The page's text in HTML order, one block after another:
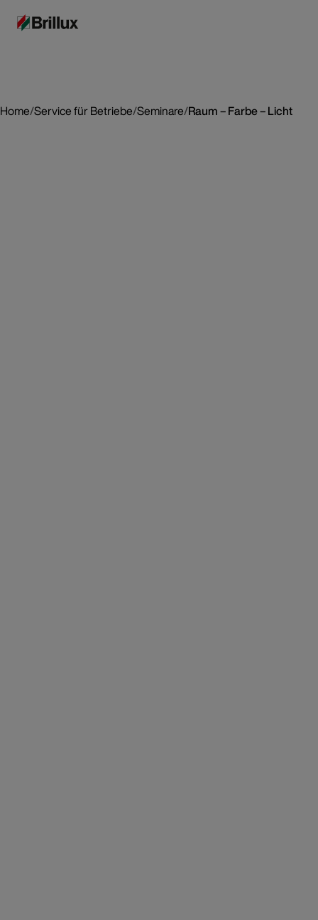
Home/Service für Betriebe/Seminare/Raum – Farbe – Licht